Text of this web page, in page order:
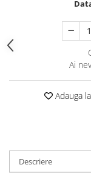
Ai
Adauga
Descriere